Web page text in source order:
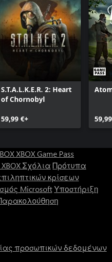
S.T.A.L.K.E.R. 2: Heart
of Chornobyl
59,99 €+
XBOX Game Pass
Σχόλια Πρότυπα
κρίσεων
MicrosoftΥποστήριξη
προσωπικών δεδομένων